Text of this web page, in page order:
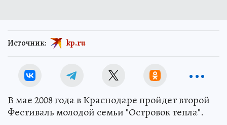
Источник: kp.ru
В мае 2008 года в Краснодаре пройдет второй
Фестиваль молодой семьи "Островок тепла".